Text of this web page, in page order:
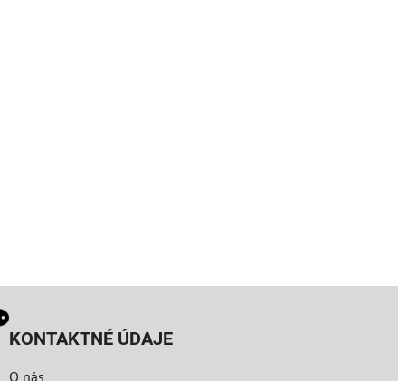
KONTAKTNÉ ÚDAJE
O nás